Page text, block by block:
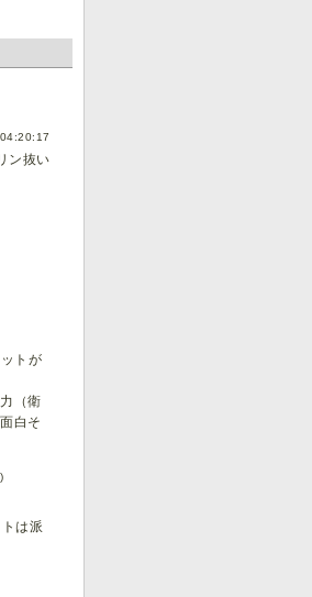
ン抜い
トが
（衛
白そ
は派